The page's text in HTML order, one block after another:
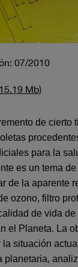
07/2010
Mb)
de cierto
para la
es un tema
de la aparente
ozono, filtro
de vida de
el Planeta. La
la situación
planetaria,